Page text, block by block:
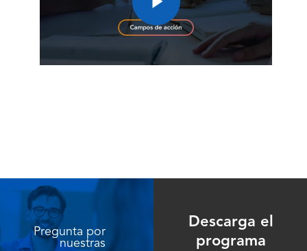
Pregunta por
nuestras
Descarga el
programa